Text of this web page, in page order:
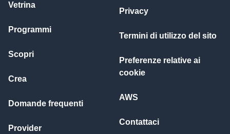
Vetrina
Programmi
Scopri
Crea
Domande frequenti
Provider
Privacy
Termini di utilizzo del sito
Preferenze relative ai
cookie
AWS
Contattaci